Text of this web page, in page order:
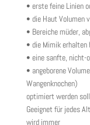
• erste feine Linien
• die Haut Volumen
• Bereiche müder,
• die Mimik erhalten
• eine sanfte, nicht-
• angeborene
Wangenknochen)
optimiert werden
Geeignet für jedes
wird immer